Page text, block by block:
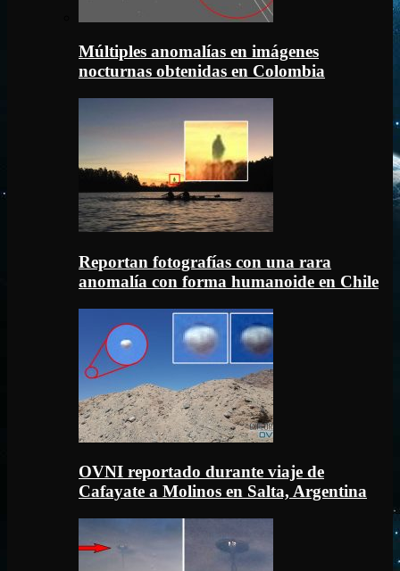
Múltiples anomalías en imágenes
nocturnas obtenidas en Colombia
Reportan fotografías con una rara
anomalía con forma humanoide en Chile
OVNI reportado durante viaje de
Cafayate a Molinos en Salta, Argentina